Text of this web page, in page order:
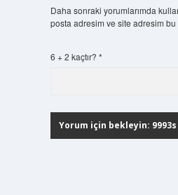
Daha sonraki yorumlarımda
posta adresim ve site adresim bu
6 + 2 kaçtır? *